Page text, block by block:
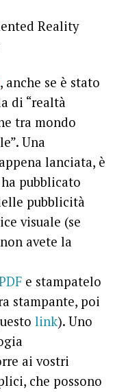
, anche se è stato
di “realtà
tra mondo
Una
lanciata, è
pubblicato
pubblicità
visuale (se
avete la
e stampatelo
stampante, poi
link). Uno
ai vostri
che possono